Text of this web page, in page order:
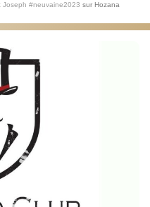
Joseph #neuvaine2023 sur Hozana